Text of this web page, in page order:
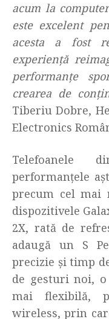
acum la
este excelent
acesta a fost
experiență
performanțe
crearea de
Tiberiu Dobre,
Electronics
Telefoanele
performanțele
precum cel mai
dispozitivele
2X, rată de
adaugă un S
precizie și timp
de gesturi noi, o
mai flexibilă,
wireless, prin